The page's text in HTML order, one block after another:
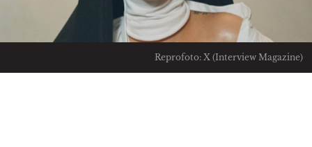
Reprofoto: X (Interview Magazine)